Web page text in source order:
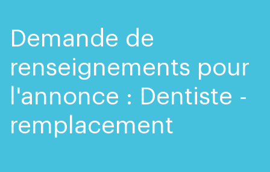
Demande de
renseignements pour
l'annonce : Dentiste -
remplacement